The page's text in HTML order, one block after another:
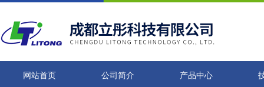
网站首页 公司简介 产品中心